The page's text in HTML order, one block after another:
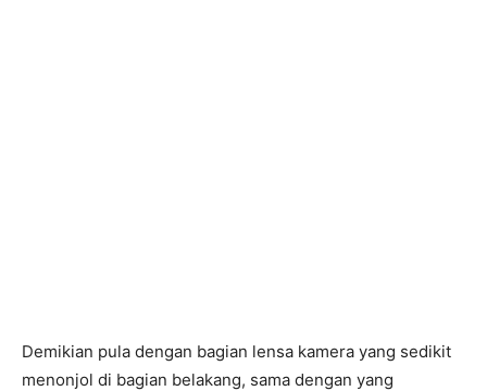
Demikian pula dengan bagian lensa kamera yang sedikit
menonjol di bagian belakang, sama dengan yang